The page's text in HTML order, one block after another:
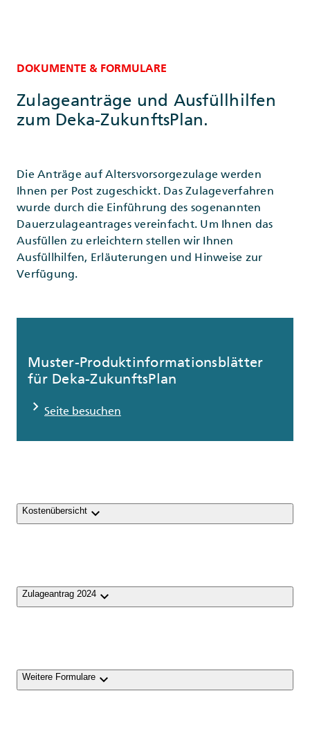
DOKUMENTE & FORMULARE
Zulageanträge und Ausfüllhilfen
zum Deka-ZukunftsPlan.
Die Anträge auf Altersvorsorgezulage werden
Ihnen per Post zugeschickt. Das Zulageverfahren
wurde durch die Einführung des sogenannten
Dauerzulageantrages vereinfacht. Um Ihnen das
Ausfüllen zu erleichtern stellen wir Ihnen
Ausfüllhilfen, Erläuterungen und Hinweise zur
Verfügung.
Muster-Produktinformationsblätter
für Deka-ZukunftsPlan
chevron_right Seite besuchen
Kostenübersicht keyboard_arrow_down
Zulageantrag 2024 keyboard_arrow_down
Weitere Formulare keyboard_arrow_down